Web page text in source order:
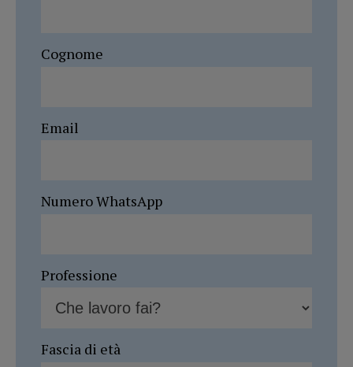
Cognome
Email
Numero WhatsApp
Professione
Fascia di età